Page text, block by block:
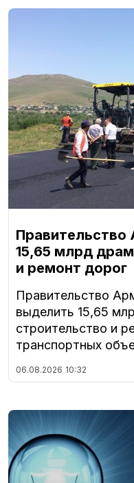
15,65 млрд
и ремонт дорог
Правительство
выделить 15,65
строительство и
транспортных
06.08.2026 10:32